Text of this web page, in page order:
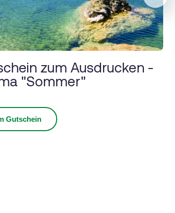
zum Ausdrucken -
"Sommer"
Gutschein
Next